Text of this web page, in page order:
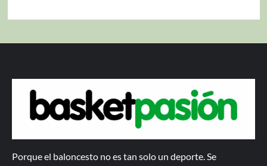
Porque el baloncesto no es tan solo un deporte. Se